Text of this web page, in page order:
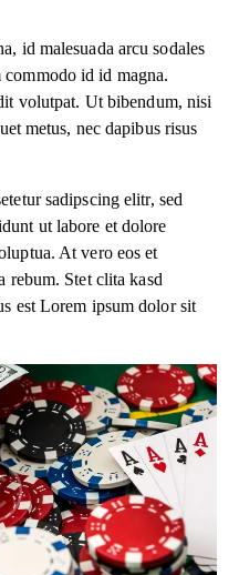
id malesuada arcu sodales
commodo id id magna.
volutpat. Ut bibendum, nisi
metus, nec dapibus risus
sadipscing elitr, sed
ut labore et dolore
At vero eos et
rebum. Stet clita kasd
est Lorem ipsum dolor sit